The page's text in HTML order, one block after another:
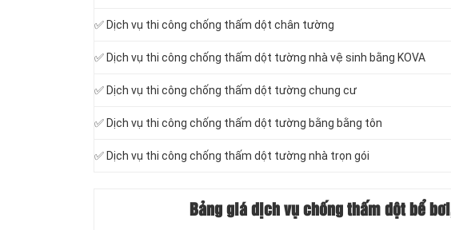
✅ Dịch vụ thi công chống thấm dột chân tường
✅ Dịch vụ thi công chống thấm dột tường nhà vệ sinh bằng KOVA
✅ Dịch vụ thi công chống thấm dột tường chung cư
✅ Dịch vụ thi công chống thấm dột tường bằng bằng tôn
✅ Dịch vụ thi công chống thấm dột tường nhà trọn gói
Bảng giá dịch vụ chống thấm dột bể